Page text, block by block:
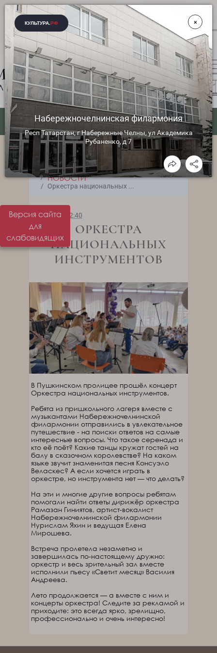
Версия сайта
для
слабовидящих
ГЛАВНАЯ
МЕРОПРИЯТИЯ
НОВОСТИ
Оркестра национальных ...
24.06.2026 12:40
ОРКЕСТРА
НАЦИОНАЛЬНЫХ
ИНСТРУМЕНТОВ
В Пушкинском пролицее прошёл концерт
Оркестра национальных инструментов.
Ребята из пришкольного лагеря вместе с
музыкантами Набережночелнинской
филармонии отправились в увлекательное
путешествие - на поиски ответов на самые
интересные вопросы. Что такое серенада и
кто её поёт? Какие танцы кружат гостей на
балу в сказочном королевстве? На каком
языке звучит знаменитая песня Консуэло
Веласкес? А если хочется играть в
оркестре, но инструмента нет — что делать?
На эти и многие другие вопросы ребятам
помогали найти ответы дирижёр оркестра
Рамазан Гиниятов, артист-вокалист
Набережночелнинской филармонии
Нурислам Яхин и ведущая Елена
Мирошева.
Встреча пролетела незаметно и
завершилась по-настоящему дружно:
оркестр и весь зрительный зал вместе
исполнили пьесу «Светит месяц» Василия
Андреева.
Лето продолжается — а вместе с ним и
концерты оркестра! Следите за рекламой и
приходите: это всегда ярко, зрелищно,
профессионально и очень интересно!